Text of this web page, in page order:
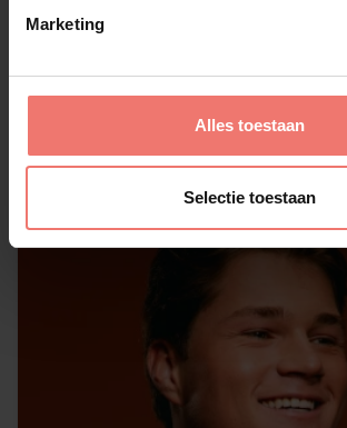
Marketing
Alles toestaan
Selectie toestaan
€ 1495,-